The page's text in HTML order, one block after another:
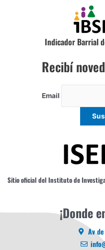
Indicador Barrial
Recibí
Email
Sitio oficial del Instituto de
¡Donde
Av